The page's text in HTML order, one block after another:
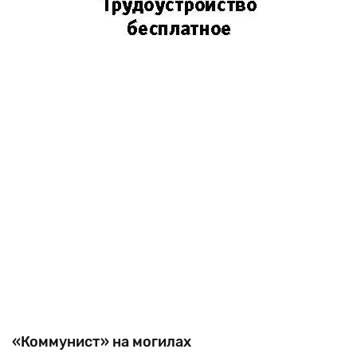
«Коммунист» на могилах